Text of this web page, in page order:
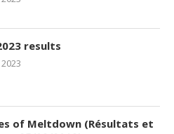
results
of Meltdown (Résultats et